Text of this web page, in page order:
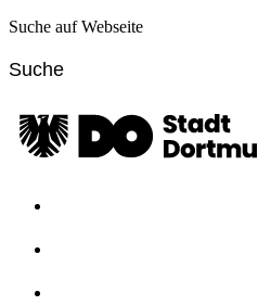
Suche auf Webseite